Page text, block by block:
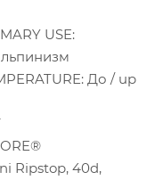
USE:
До / up
Ripstop, 40d,